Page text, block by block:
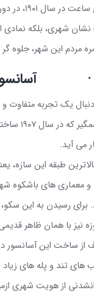
برج
شهری، بلکه نمادی
مردم این شهر، جلوه
·
دنبال یک تجربه متفاوت
که در سال۱۹۰۷
می آید.
طبقه این سازه،
و معماری های باشکوه
برای رسیدن به این سکو،
نیز با همان ظاهر
ساخت این آسانسور در
های تند و پله های زیاد
از هویت شهری